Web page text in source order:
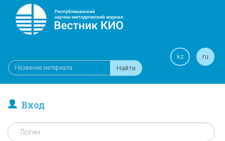
Найти
kz ru
Вход